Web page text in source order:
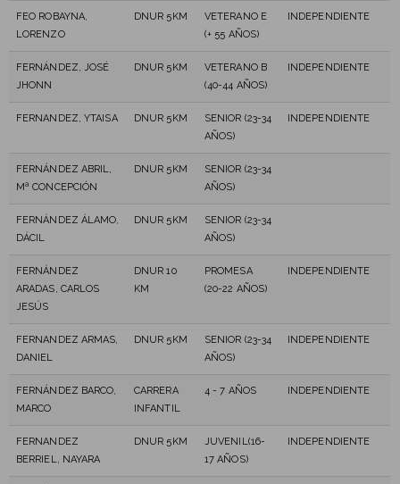
FEO ROBAYNA,
LORENZO
DNUR 5KM
VETERANO E
(+ 55 AÑOS)
INDEPENDIENTE
FERNÁNDEZ, JOSÉ
JHONN
DNUR 5KM
VETERANO B
(40-44 AÑOS)
INDEPENDIENTE
FERNANDEZ, YTAISA DNUR 5KM
SENIOR (23-34
AÑOS)
INDEPENDIENTE
FERNÁNDEZ ABRIL,
Mª CONCEPCIÓN
DNUR 5KM
SENIOR (23-34
AÑOS)
FERNÁNDEZ ÁLAMO,
DÁCIL
DNUR 5KM
SENIOR (23-34
AÑOS)
FERNÁNDEZ
ARADAS, CARLOS
JESÚS
DNUR 10
KM
PROMESA
(20-22 AÑOS)
INDEPENDIENTE
FERNANDEZ ARMAS,
DANIEL
DNUR 5KM
SENIOR (23-34
AÑOS)
INDEPENDIENTE
FERNÁNDEZ BARCO,
MARCO
CARRERA
INFANTIL
4 - 7 AÑOS INDEPENDIENTE
FERNANDEZ
BERRIEL, NAYARA
DNUR 5KM
JUVENIL(16-
17 AÑOS)
INDEPENDIENTE